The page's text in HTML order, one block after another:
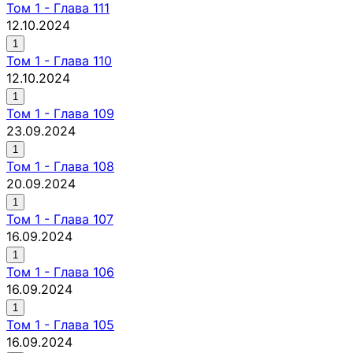
Том 1 - Глава 111
12.10.2024
1
Том 1 - Глава 110
12.10.2024
1
Том 1 - Глава 109
23.09.2024
1
Том 1 - Глава 108
20.09.2024
1
Том 1 - Глава 107
16.09.2024
1
Том 1 - Глава 106
16.09.2024
1
Том 1 - Глава 105
16.09.2024